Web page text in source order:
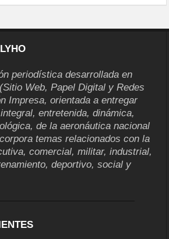
periodística desarrollada en
Web, Papel Digital y Redes
Impresa, orientada a entregar
entretenida, dinámica,
de la aeronáutica nacional
temas relacionados con la
comercial, militar, industrial,
deportivo, social y